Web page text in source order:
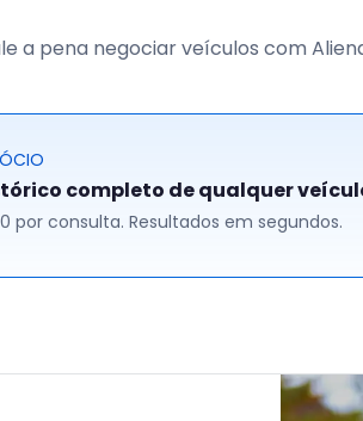
a pena negociar veículos com
completo de qualquer
por consulta. Resultados em segundos.